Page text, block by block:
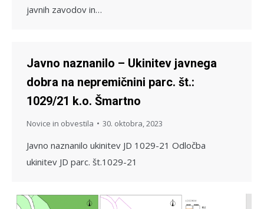
javnih zavodov in…
Javno naznanilo – Ukinitev javnega
dobra na nepremičnini parc. št.:
1029/21 k.o. Šmartno
Novice in obvestila 30. oktobra, 2023
Javno naznanilo ukinitev JD 1029-21 Odločba
ukinitev JD parc. št.1029-21